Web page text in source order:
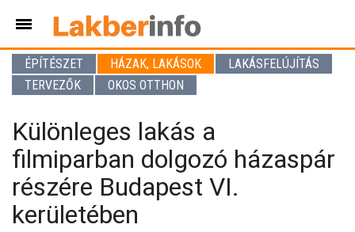
ÉPÍTÉSZET HÁZAK, LAKÁSOK
LAKÁSFELÚJÍTÁS
TERVEZŐK
OKOS OTTHON
Különleges lakás a
filmiparban dolgozó házaspár
részére Budapest VI.
kerületében